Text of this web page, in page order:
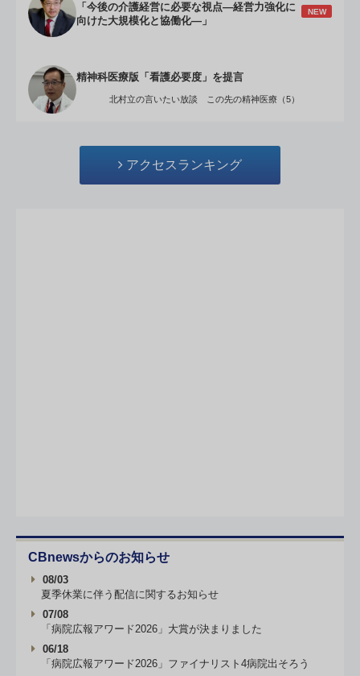
「今後の介護経営に必要な視点―経営力強化に
向けた大規模化と協働化―」
NEW
精神科医療版「看護必要度」を提言
北村立の言いたい放談 この先の精神医療（5）
アクセスランキング
CBnewsからのお知らせ
08/03
夏季休業に伴う配信に関するお知らせ
07/08
「病院広報アワード2026」大賞が決まりました
06/18
「病院広報アワード2026」ファイナリスト4病院出そろう